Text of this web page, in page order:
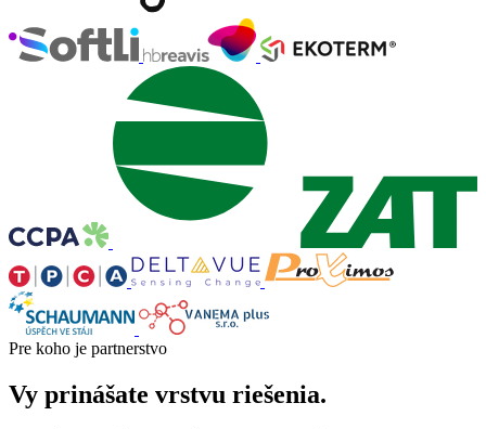
Pre koho je partnerstvo
Vy prinášate vrstvu riešenia.